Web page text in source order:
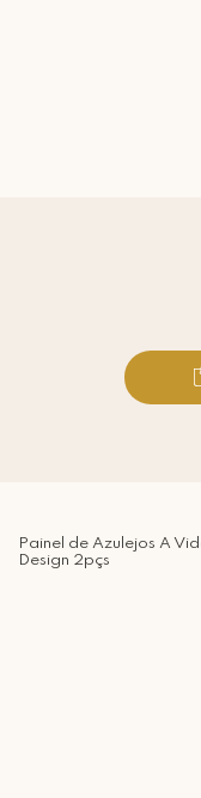
Painel de Azulejos A
Design 2pçs